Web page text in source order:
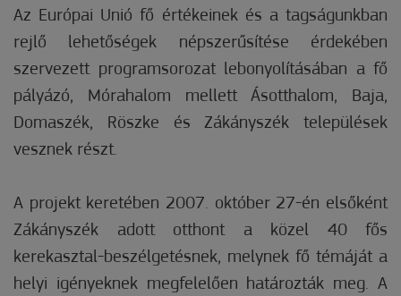
Az Európai Unió fő értékeinek és a tagságunkban
rejlő lehetőségek népszerűsítése érdekében
szervezett programsorozat lebonyolításában a fő
pályázó, Mórahalom mellett Ásotthalom, Baja,
Domaszék, Röszke és Zákányszék települések
vesznek részt.
A projekt keretében 2007. október 27-én elsőként
Zákányszék adott otthont a közel 40 fős
kerekasztal-beszélgetésnek, melynek fő témáját a
helyi igényeknek megfelelően határozták meg. A